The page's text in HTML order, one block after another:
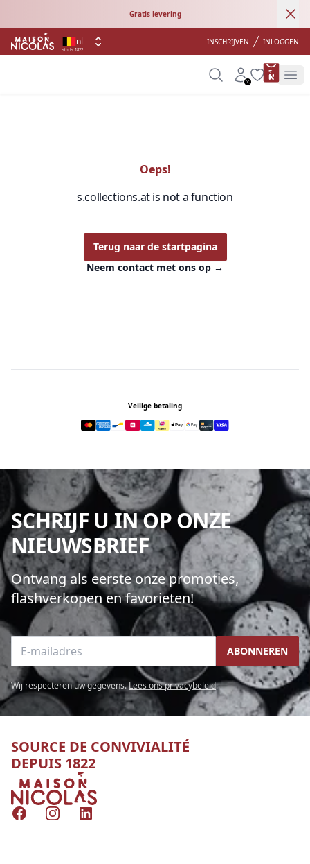
Gratis levering
sinds 1822
nl INSCHRIJVEN INLOGGEN
SearchAccount
Wishlist
Oeps!
s.collections.at is not a function
Terug naar de startpagina
Neem contact met ons op →
Veilige betaling
SCHRIJF U IN OP ONZE
NIEUWSBRIEF
Ontvang als eerste onze promoties,
flashverkopen en favorieten!
E-mailadres ABONNEREN
Wij respecteren uw gegevens.Lees ons privacybeleid.
SOURCE DE CONVIVIALITÉ
DEPUIS 1822
Nicolas
FacebookInstagramLinkedIn